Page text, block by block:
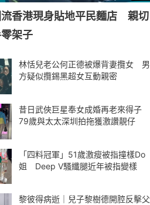
流香港現身貼地平民麵店 親切
架子
林恬兒老公何正德被爆背妻攬女 男
方疑似攬錫黑超女互動親密
昔日武俠巨星奉女成婚再老來得子
79歲與太太深圳拍拖獲激讚靚仔
「四料冠軍」51歲激瘦被指撞樣Do
姐 Deep V騷纖腿近年被指變樣
黎彼得病逝｜兒子黎樹德開腔反擊父